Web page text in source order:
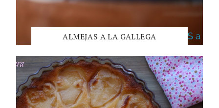
ALMEJAS A LA GALLEGA